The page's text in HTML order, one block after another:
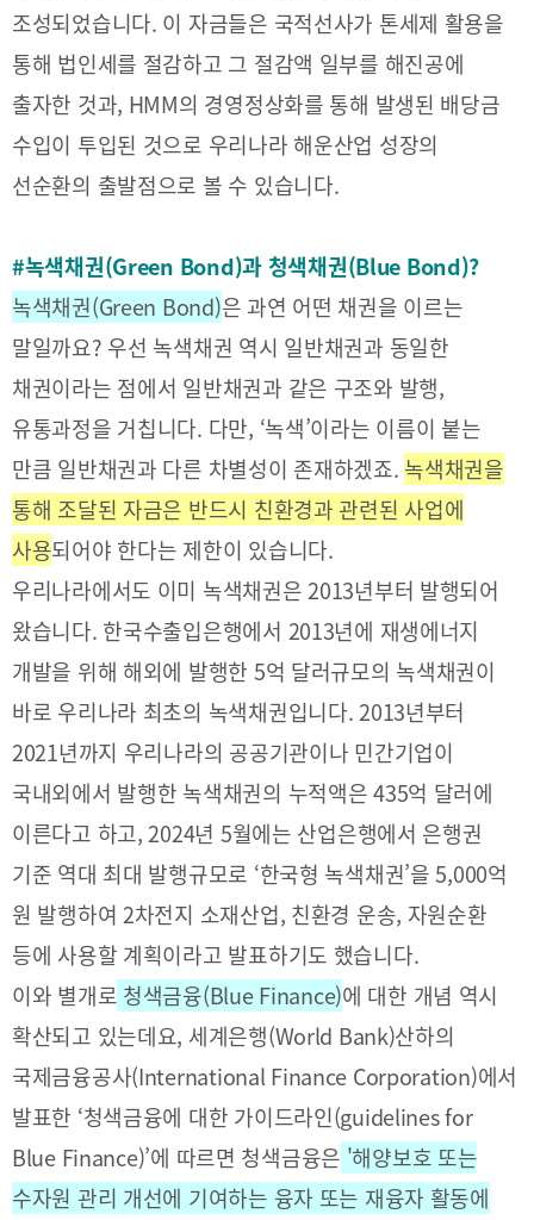
신청
조회/
취소
지난강좌
연간운영
블로그
해양금융
아카데미
교육활동
모음
CEO
인사말
CEO
동정
소개
및
설립목적
연혁
해양금융센터
기부금내역
CI
오시는
통합검색개인정보처리방침
이메일무단수집거부
사이트맵Family
Site
조성되었습니다. 이 자금들은 국적선사가 톤세제 활용을
통해 법인세를 절감하고 그 절감액 일부를 해진공에
출자한 것과, HMM의 경영정상화를 통해 발생된 배당금
수입이 투입된 것으로 우리나라 해운산업 성장의
선순환의 출발점으로 볼 수 있습니다.
#녹색채권(Green Bond)과 청색채권(Blue Bond)?
녹색채권(Green Bond)은 과연 어떤 채권을 이르는
말일까요? 우선 녹색채권 역시 일반채권과 동일한
채권이라는 점에서 일반채권과 같은 구조와 발행,
유통과정을 거칩니다. 다만, ‘녹색’이라는 이름이 붙는
만큼 일반채권과 다른 차별성이 존재하겠죠. 녹색채권을
통해 조달된 자금은 반드시 친환경과 관련된 사업에
사용되어야 한다는 제한이 있습니다.
우리나라에서도 이미 녹색채권은 2013년부터 발행되어
왔습니다. 한국수출입은행에서 2013년에 재생에너지
개발을 위해 해외에 발행한 5억 달러규모의 녹색채권이
바로 우리나라 최초의 녹색채권입니다. 2013년부터
2021년까지 우리나라의 공공기관이나 민간기업이
국내외에서 발행한 녹색채권의 누적액은 435억 달러에
이른다고 하고, 2024년 5월에는 산업은행에서 은행권
기준 역대 최대 발행규모로 ‘한국형 녹색채권’을 5,000억
원 발행하여 2차전지 소재산업, 친환경 운송, 자원순환
등에 사용할 계획이라고 발표하기도 했습니다.
이와 별개로 청색금융(Blue Finance)에 대한 개념 역시
확산되고 있는데요, 세계은행(World Bank)산하의
국제금융공사(International Finance Corporation)에서
발표한 ‘청색금융에 대한 가이드라인(guidelines for
Blue Finance)’에 따르면 청색금융은 '해양보호 또는
수자원 관리 개선에 기여하는 융자 또는 재융자 활동에